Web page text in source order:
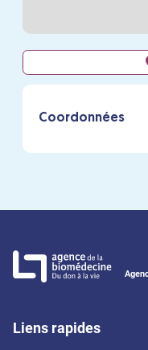
Coordonnées
Liens rapides